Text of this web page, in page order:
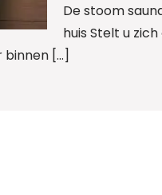
De stoom
huis Stelt u
binnen […]